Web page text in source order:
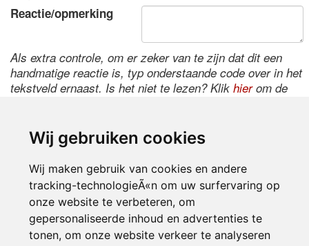
Wij gebruiken cookies
Wij maken gebruik van cookies en andere
tracking-technologieÃ«n om uw surfervaring op
onze website te verbeteren, om
gepersonaliseerde inhoud en advertenties te
tonen, om onze website verkeer te analyseren
Reactie/opmerking
Als extra controle, om er zeker van te zijn dat dit een
handmatige reactie is, typ onderstaande code over in het
tekstveld ernaast. Is het niet te lezen? Klik hierom de